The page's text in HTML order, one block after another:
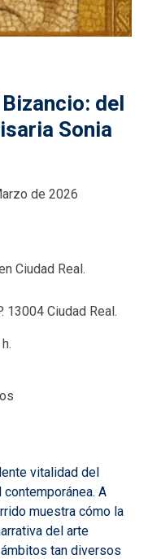
del
Sonia
de 2026
Ciudad Real.
13004 Ciudad Real.
vitalidad del
A
muestra cómo la
del arte
tan diversos